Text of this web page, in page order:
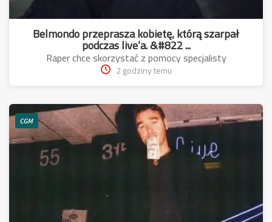
Belmondo przeprasza kobietę, którą szarpał
podczas live’a. &#822 ...
Raper chce skorzystać z pomocy specjalisty
2 godziny temu
CGM